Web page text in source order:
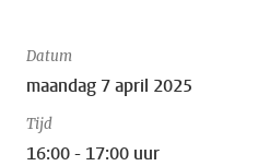
Datum
maandag 7 april 2025
Tijd
16:00 - 17:00 uur